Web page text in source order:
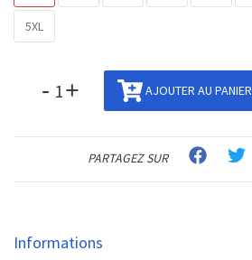
5XL
- + AJOUTER AU PANIER
PARTAGEZ SUR
Informations